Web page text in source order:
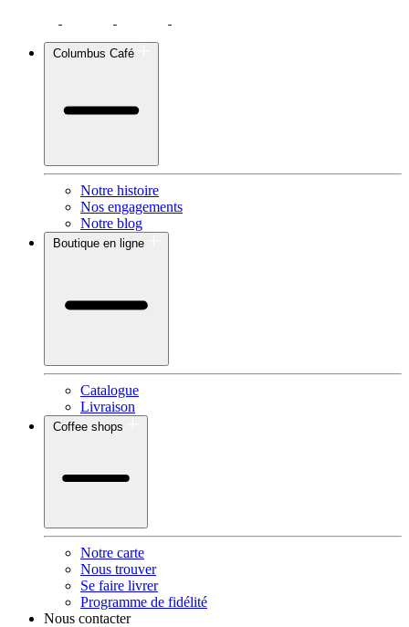
Columbus Café
Notre histoire
Nos engagements
Notre blog
Boutique en ligne
Catalogue
Livraison
Coffee shops
Notre carte
Nous trouver
Se faire livrer
Programme de fidélité
Nous contacter